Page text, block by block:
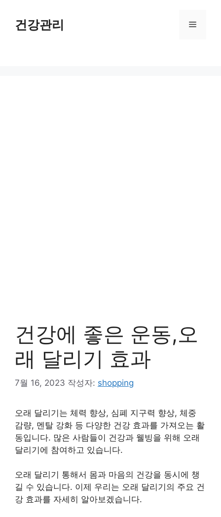
건강관리 메
건강에 좋은 운동,오
래 달리기 효과
7월 16, 2023 작성자: shopping
오래 달리기는 체력 향상, 심폐 지구력 향상, 체중
감량, 멘탈 강화 등 다양한 건강 효과를 가져오는 활
동입니다. 많은 사람들이 건강과 웰빙을 위해 오래
달리기에 참여하고 있습니다.
오래 달리기 통해서 몸과 마음의 건강을 동시에 챙
길 수 있습니다. 이제 우리는 오래 달리기의 주요 건
강 효과를 자세히 알아보겠습니다.